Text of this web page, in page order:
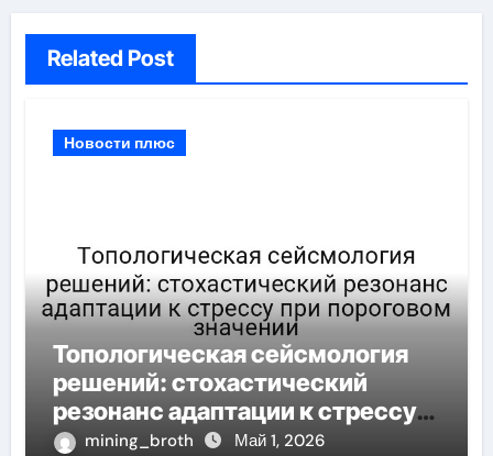
Related Post
Новости плюс
Топологическая сейсмология
решений: стохастический
резонанс адаптации к стрессу
при пороговом значении
mining_broth Май 1, 2026